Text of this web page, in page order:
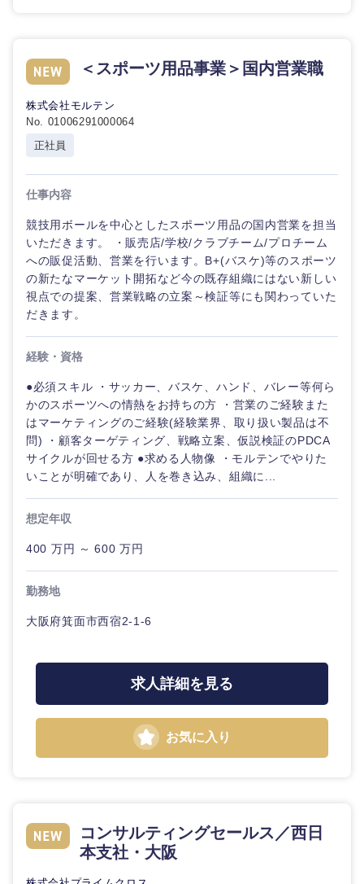
甲信越・北陸
新潟県
石川県
＜スポーツ用品事業＞国内営業職
株式会社モルテン
No. 01006291000064
正社員
仕事内容
競技用ボールを中心としたスポーツ用品の国内営業を担当
いただきます。 ・販売店/学校/クラブチーム/プロチーム
への販促活動、営業を行います。B+(バスケ)等のスポーツ
の新たなマーケット開拓など今の既存組織にはない新しい
視点での提案、営業戦略の立案～検証等にも関わっていた
だきます。
経験・資格
●必須スキル ・サッカー、バスケ、ハンド、バレー等何ら
かのスポーツへの情熱をお持ちの方 ・営業のご経験また
はマーケティングのご経験(経験業界、取り扱い製品は不
問) ・顧客ターゲティング、戦略立案、仮説検証のPDCA
サイクルが回せる方 ●求める人物像 ・モルテンでやりた
いことが明確であり、人を巻き込み、組織に...
想定年収
400 万円 ～ 600 万円
勤務地
大阪府箕面市西宿2-1-6
求人詳細を見る
お気に入り
コンサルティングセールス／西日
本支社・大阪